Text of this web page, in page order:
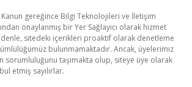
Kanun gereğince Bilgi Teknolojileri ve İletişim
onaylanmış bir Yer Sağlayıcı olarak hizmet
sitedeki içerikleri proaktif olarak denetleme
bulunmamaktadır. Ancak, üyelerimiz
sorumluluğunu taşımakta olup, siteye üye olarak
etmiş sayılırlar.